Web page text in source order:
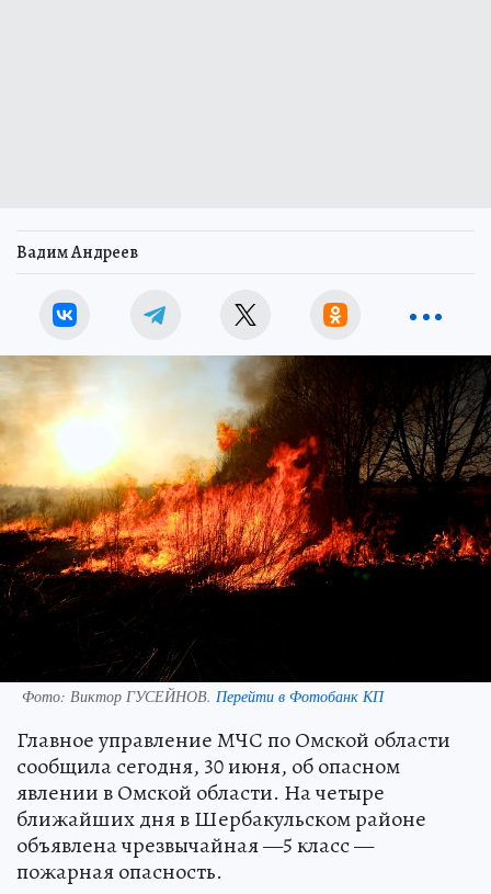
Вадим Андреев
Фото: Виктор ГУСЕЙНОВ. Перейти в Фотобанк КП
Главное управление МЧС по Омской области
сообщила сегодня, 30 июня, об опасном
явлении в Омской области. На четыре
ближайших дня в Шербакульском районе
объявлена чрезвычайная —5 класс —
пожарная опасность.